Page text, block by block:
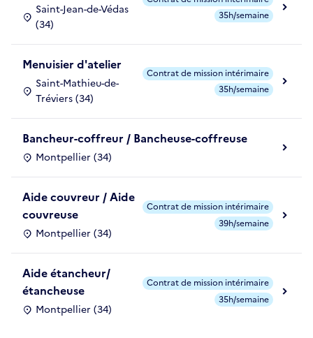
Saint-Jean-de-Védas
(34)
35h/semaine
Menuisier d'atelier
Saint-Mathieu-de-
Tréviers (34)
Contrat de mission intérimaire
35h/semaine
Bancheur-coffreur / Bancheuse-coffreuse
Montpellier (34)
Aide couvreur / Aide
couvreuse
Montpellier (34)
Contrat de mission intérimaire
39h/semaine
Aide étancheur/
étancheuse
Montpellier (34)
Contrat de mission intérimaire
35h/semaine